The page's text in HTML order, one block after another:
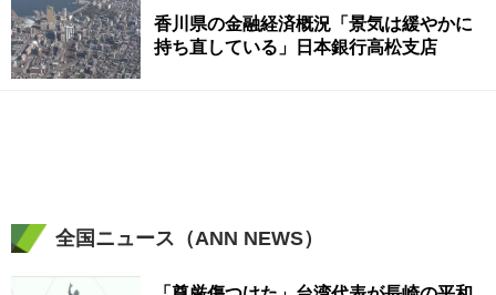
香川県の金融経済概況「景気は緩やかに
持ち直している」日本銀行高松支店
全国ニュース（ANN NEWS）